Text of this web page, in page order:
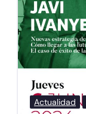
Actualidad